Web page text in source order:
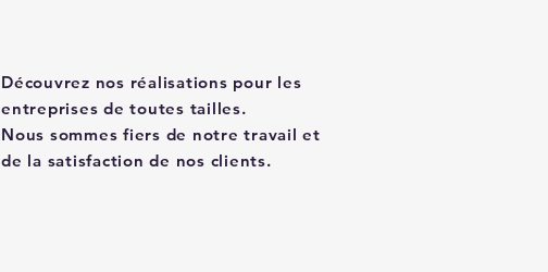
Découvrez nos réalisations pour les
entreprises de toutes tailles.
Nous sommes fiers de notre travail et
de la satisfaction de nos clients.